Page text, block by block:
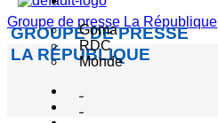
Groupe de presse La République
GROUPE DE PRESSE
LA RÉPUBLIQUE
Goma
RDC
Monde